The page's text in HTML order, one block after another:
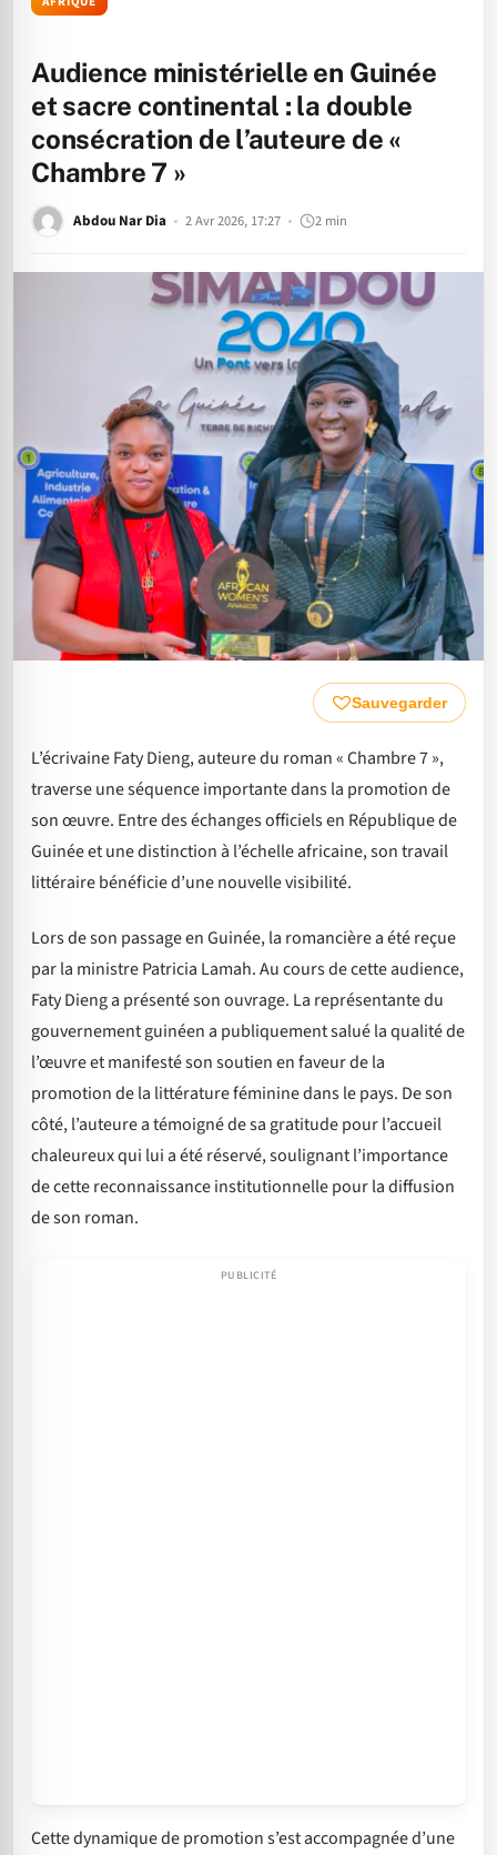
Audience ministérielle en Guinée
et sacre continental : la double
consécration de l’auteure de «
Chambre 7 »
Abdou Nar Dia 2 Avr 2026, 17:27 2 min
Sauvegarder
L’écrivaine Faty Dieng, auteure du roman « Chambre 7 »,
traverse une séquence importante dans la promotion de
son œuvre. Entre des échanges officiels en République de
Guinée et une distinction à l’échelle africaine, son travail
littéraire bénéficie d’une nouvelle visibilité.
Lors de son passage en Guinée, la romancière a été reçue
par la ministre Patricia Lamah. Au cours de cette audience,
Faty Dieng a présenté son ouvrage. La représentante du
gouvernement guinéen a publiquement salué la qualité de
l’œuvre et manifesté son soutien en faveur de la
promotion de la littérature féminine dans le pays. De son
côté, l’auteure a témoigné de sa gratitude pour l’accueil
chaleureux qui lui a été réservé, soulignant l’importance
de cette reconnaissance institutionnelle pour la diffusion
de son roman.
Cette dynamique de promotion s’est accompagnée d’une